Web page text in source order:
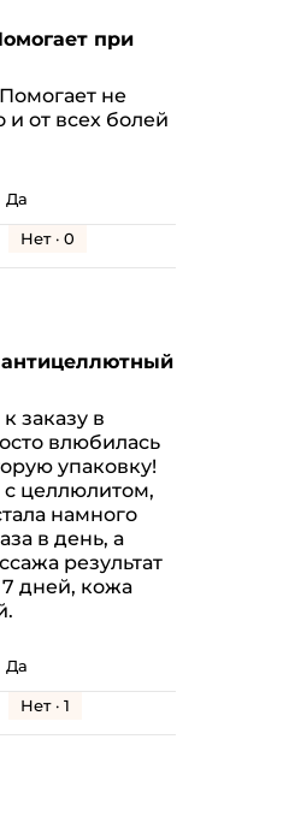
при
не
и от всех болей
Да
Нет · 0
заказу в
влюбилась
упаковку!
целлюлитом,
намного
в день, а
результат
дней, кожа
Да
Нет · 1